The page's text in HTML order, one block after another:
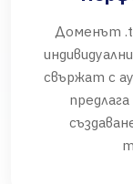
Доменът
свържат с